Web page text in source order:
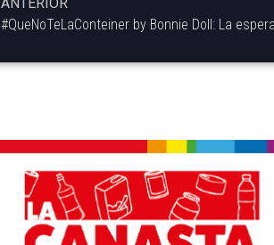
#QueNoTeLaConteiner by Bonnie Doll: La